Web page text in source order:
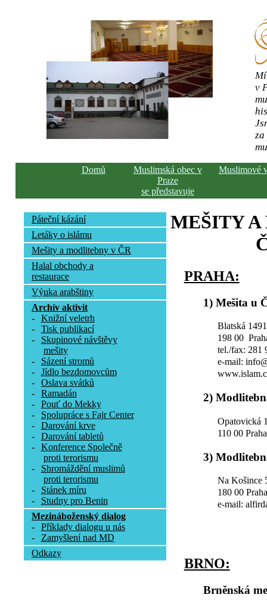
v
Domů
Muslimská obec v
Praze
se představuje
Muslimové
Páteční kázání
Letáky o islámu
Mešity a modlitebny v ČR
Halal obchody a
restaurace
Výuka arabštiny
Archív aktivit
-
Knižní veletrh
-
Tisk publikací
-
Skupinové návštěvy
mešity
-
Sázení stromů
-
Jídlo bezdomovcům
-
Oslava svátků
-
Ramadán
-
Pouť do Mekky
-
Spolupráce s Fajr Center
-
Darování krve
-
Darování tabletů
-
Konference Společně
proti terorismu
-
Shromáždění muslimů
proti terorismu
-
Stánek míru
-
Studny pro Benin
Mezináboženský dialog
-
Příklady dialogu u nás
-
Zamyšlení nad MD
Odkazy
MEŠITY
PRAHA:
1) Mešita u
Blatská 1491
198 00
tel./fax: 281
e-mail:
2)
Opatovická
110 00
3)
Na Košince
180 00
e-mail:
BRNO:
Brněnská